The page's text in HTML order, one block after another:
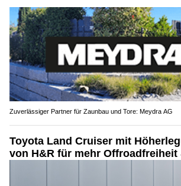
Zuverlässiger Partner für Zaunbau und Tore: Meydra AG
Toyota Land Cruiser mit
von H&R für mehr